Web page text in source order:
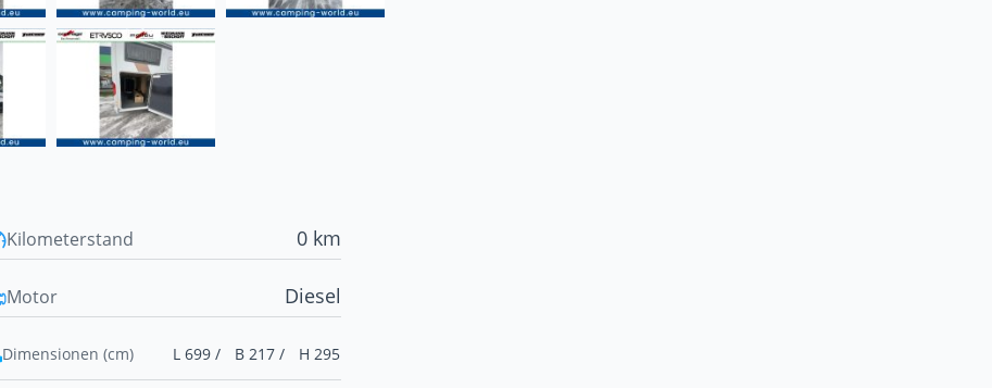
Kilometerstand 0 km
Motor Diesel
Dimensionen (cm) L 699 / B 217 / H 295